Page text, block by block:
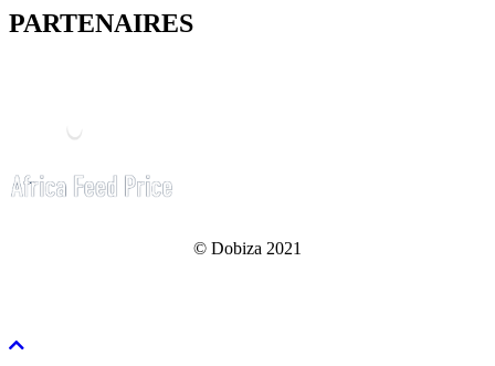
PARTENAIRES
© Dobiza 2021